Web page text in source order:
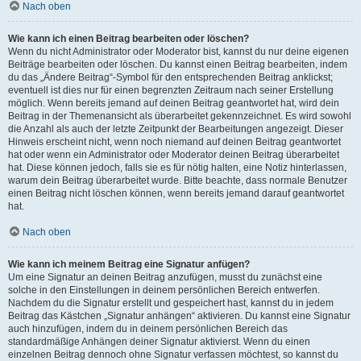
Nach oben
Wie kann ich einen Beitrag bearbeiten oder löschen?
Wenn du nicht Administrator oder Moderator bist, kannst du nur deine eigenen
Beiträge bearbeiten oder löschen. Du kannst einen Beitrag bearbeiten, indem
du das „Ändere Beitrag“-Symbol für den entsprechenden Beitrag anklickst;
eventuell ist dies nur für einen begrenzten Zeitraum nach seiner Erstellung
möglich. Wenn bereits jemand auf deinen Beitrag geantwortet hat, wird dein
Beitrag in der Themenansicht als überarbeitet gekennzeichnet. Es wird sowohl
die Anzahl als auch der letzte Zeitpunkt der Bearbeitungen angezeigt. Dieser
Hinweis erscheint nicht, wenn noch niemand auf deinen Beitrag geantwortet
hat oder wenn ein Administrator oder Moderator deinen Beitrag überarbeitet
hat. Diese können jedoch, falls sie es für nötig halten, eine Notiz hinterlassen,
warum dein Beitrag überarbeitet wurde. Bitte beachte, dass normale Benutzer
einen Beitrag nicht löschen können, wenn bereits jemand darauf geantwortet
hat.
Nach oben
Wie kann ich meinem Beitrag eine Signatur anfügen?
Um eine Signatur an deinen Beitrag anzufügen, musst du zunächst eine
solche in den Einstellungen in deinem persönlichen Bereich entwerfen.
Nachdem du die Signatur erstellt und gespeichert hast, kannst du in jedem
Beitrag das Kästchen „Signatur anhängen“ aktivieren. Du kannst eine Signatur
auch hinzufügen, indem du in deinem persönlichen Bereich das
standardmäßige Anhängen deiner Signatur aktivierst. Wenn du einen
einzelnen Beitrag dennoch ohne Signatur verfassen möchtest, so kannst du